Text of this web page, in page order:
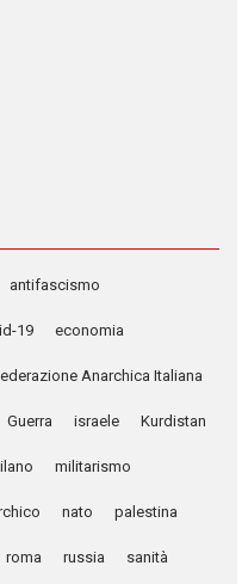
antifascismo
19 economia
Anarchica Italiana
Guerra israele Kurdistan
militarismo
nato palestina
roma russia sanità